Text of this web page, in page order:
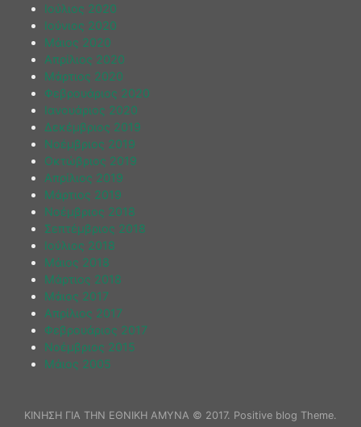
Ιούλιος 2020
Ιούνιος 2020
Μάιος 2020
Απρίλιος 2020
Μάρτιος 2020
Φεβρουάριος 2020
Ιανουάριος 2020
Δεκέμβριος 2019
Νοέμβριος 2019
Οκτώβριος 2019
Απρίλιος 2019
Μάρτιος 2019
Νοέμβριος 2018
Σεπτέμβριος 2018
Ιούλιος 2018
Μάιος 2018
Μάρτιος 2018
Μάιος 2017
Απρίλιος 2017
Φεβρουάριος 2017
Νοέμβριος 2015
Μάιος 2005
ΚΙΝΗΣΗ ΓΙΑ ΤΗΝ ΕΘΝΙΚΗ ΑΜΥΝΑ © 2017. Positive blog Theme.